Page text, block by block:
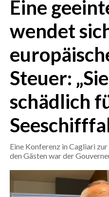
ITALIA
MONDO
POLITICA
ECONOMIA
SERVIZI ALLE IMPRESE
BANDI
SPORT IN SARDEGNA
Eine
wendet
Steuer:
schädlich
Eine Konferenz in Cagliari
den Gästen war der